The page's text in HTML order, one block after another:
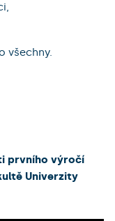
všechny.
prvního výročí
Univerzity